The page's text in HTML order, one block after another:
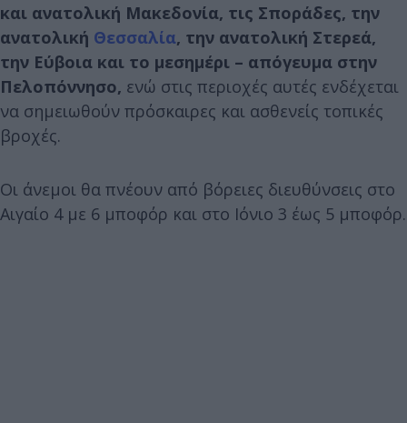
και ανατολική Μακεδονία, τις Σποράδες, την
ανατολική Θεσσαλία, την ανατολική Στερεά,
την Εύβοια και το μεσημέρι – απόγευμα στην
Πελοπόννησο, ενώ στις περιοχές αυτές ενδέχεται
να σημειωθούν πρόσκαιρες και ασθενείς τοπικές
βροχές.
Οι άνεμοι θα πνέουν από βόρειες διευθύνσεις στο
Αιγαίο 4 με 6 μποφόρ και στο Ιόνιο 3 έως 5 μποφόρ.